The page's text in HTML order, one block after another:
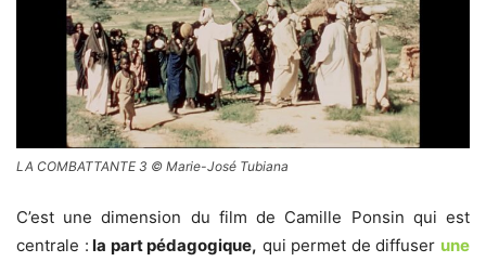
LA COMBATTANTE 3 © Marie-José Tubiana
C’est une dimension du film de Camille Ponsin qui est
centrale : la part pédagogique, qui permet de diffuser une